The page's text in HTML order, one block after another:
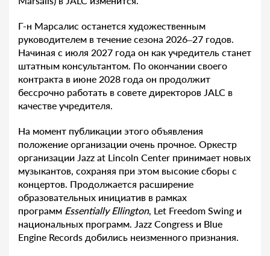
Г-н Марсалис останется художественным
руководителем в течение сезона 2026–27 годов.
Начиная с июля 2027 года он как учредитель станет
штатным консультантом. По окончании своего
контракта в июне 2028 года он продолжит
бессрочно работать в совете директоров JALC в
качестве учредителя.
На момент публикации этого объявления
положение организации очень прочное. Оркестр
организации Jazz at Lincoln Center принимает новых
музыкантов, сохраняя при этом высокие сборы с
концертов. Продолжается расширение
образовательных инициатив в рамках
программ Essentially Ellington, Let Freedom Swing и
национальных программ. Jazz Congress и Blue
Engine Records добились неизменного признания.